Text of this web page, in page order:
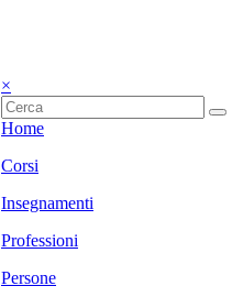
×
Home
Corsi
Insegnamenti
Professioni
Persone